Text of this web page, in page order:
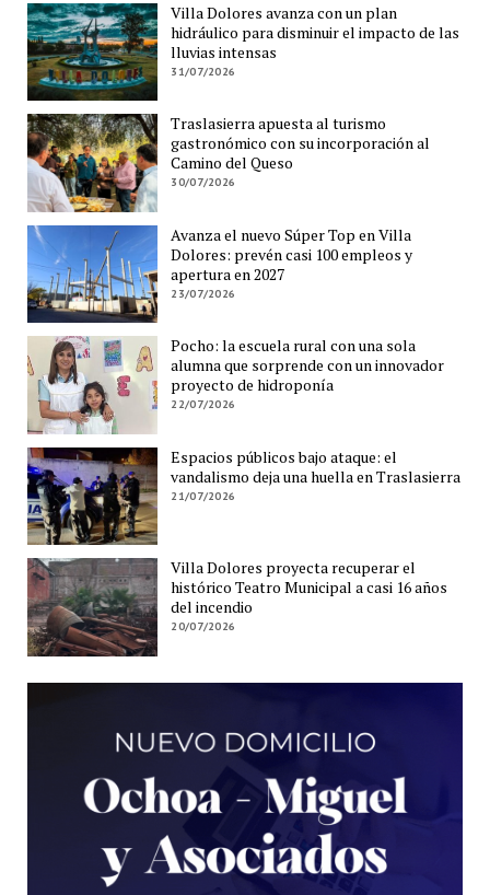
Villa Dolores avanza con un plan
hidráulico para disminuir el impacto de las
lluvias intensas
31/07/2026
Traslasierra apuesta al turismo
gastronómico con su incorporación al
Camino del Queso
30/07/2026
Avanza el nuevo Súper Top en Villa
Dolores: prevén casi 100 empleos y
apertura en 2027
23/07/2026
Pocho: la escuela rural con una sola
alumna que sorprende con un innovador
proyecto de hidroponía
22/07/2026
Espacios públicos bajo ataque: el
vandalismo deja una huella en Traslasierra
21/07/2026
Villa Dolores proyecta recuperar el
histórico Teatro Municipal a casi 16 años
del incendio
20/07/2026